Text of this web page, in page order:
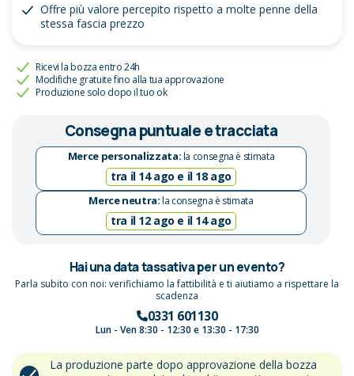
Offre più valore percepito rispetto a molte penne della
stessa fascia prezzo
Ricevi la bozza entro 24h
Modifiche gratuite fino alla tua approvazione
Produzione solo dopo il tuo ok
Consegna puntuale e tracciata
Merce personalizzata:la consegna è stimata
tra il 14 ago e il 18 ago
Merce neutra:la consegna è stimata
tra il 12 ago e il 14 ago
Hai una data tassativa per un evento?
Parla subito con noi: verifichiamo la fattibilità e ti aiutiamo a rispettare la
scadenza
0331 601130
Lun - Ven 8:30 - 12:30 e 13:30 - 17:30
La produzione parte dopo approvazione della bozza